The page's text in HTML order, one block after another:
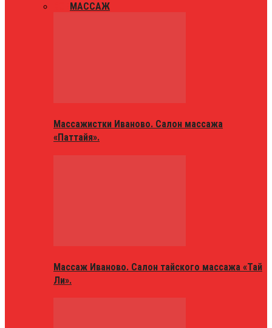
МАССАЖ
Массажистки Иваново. Салон массажа
«Паттайя».
Массаж Иваново. Салон тайского массажа «Тай
Ли».